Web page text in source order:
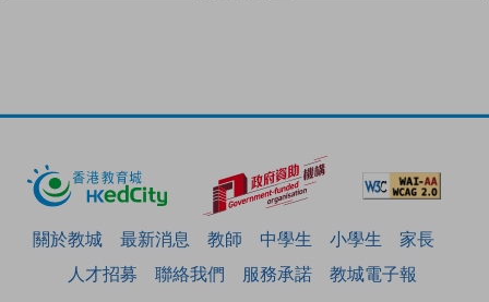
關於教城 最新消息 教師 中學生 小學生
家長
人才招募
聯絡我們 服務承諾 教城電子報